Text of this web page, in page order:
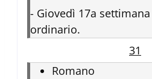
- Giovedì 17a
ordinario.
31
Romano